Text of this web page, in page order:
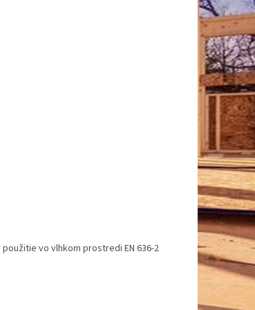
vo vlhkom prostredi EN 636-2